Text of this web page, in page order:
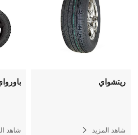
ريتشواي
شاهد المزيد شاهد